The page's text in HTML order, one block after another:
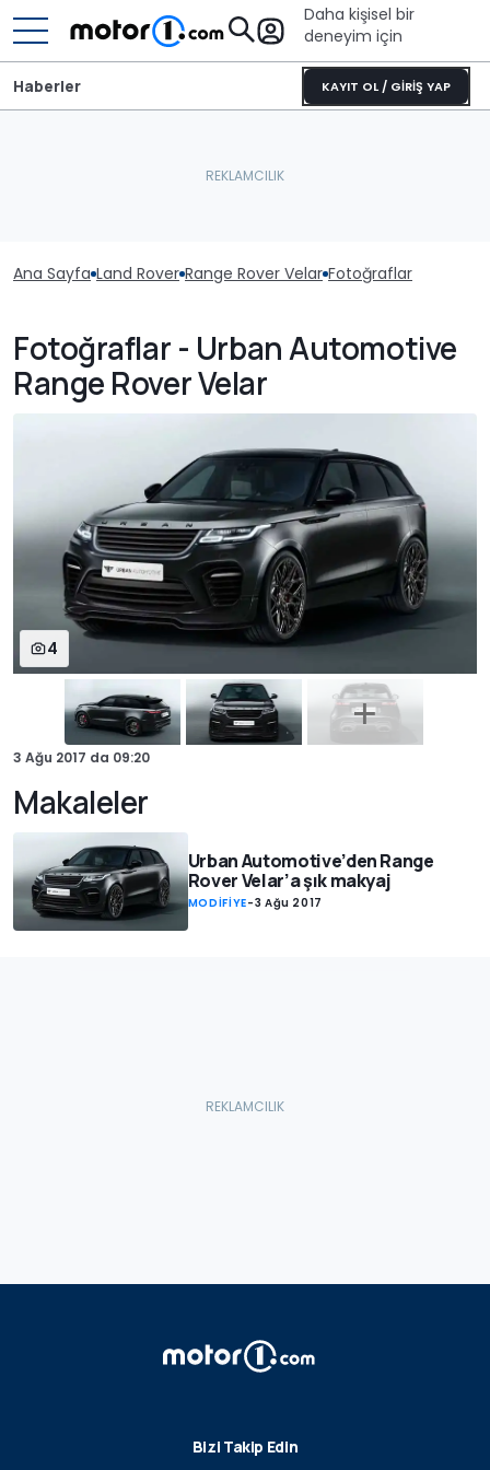
Daha kişisel bir
deneyim için
KAYIT OL / GİRİŞ YAP
Haberler
Ana Sayfa Land Rover Range Rover Velar Fotoğraflar
Fotoğraflar - Urban Automotive
Range Rover Velar
4
3 Ağu 2017 da 09:20
Makaleler
Urban Automotive’den Range
Rover Velar’a şık makyaj
MODİFİYE-3 Ağu 2017
Bizi Takip Edin